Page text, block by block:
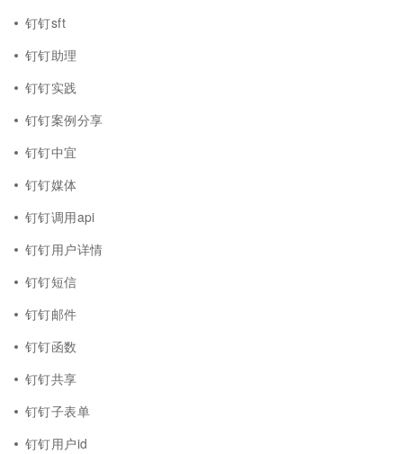
钉钉sft
钉钉助理
钉钉实践
钉钉案例分享
钉钉中宜
钉钉媒体
钉钉调用api
钉钉用户详情
钉钉短信
钉钉邮件
钉钉函数
钉钉共享
钉钉子表单
钉钉用户id